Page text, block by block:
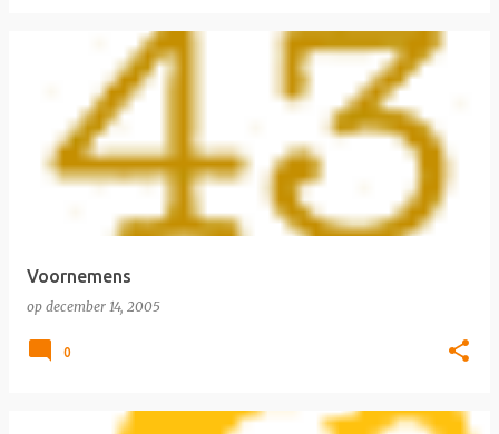
Voornemens
op december 14, 2005
0